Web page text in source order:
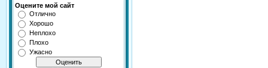
Оцените мой сайт
Отлично
Хорошо
Неплохо
Плохо
Ужасно